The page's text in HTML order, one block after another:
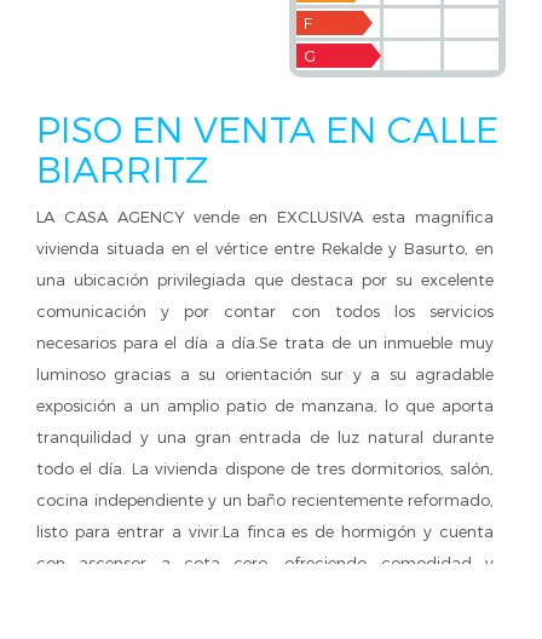
F
G
PISO EN VENTA EN CALLE
BIARRITZ
LA CASA AGENCY vende en EXCLUSIVA esta magnífica
vivienda situada en el vértice entre Rekalde y Basurto, en
una ubicación privilegiada que destaca por su excelente
comunicación y por contar con todos los servicios
necesarios para el día a día.Se trata de un inmueble muy
luminoso gracias a su orientación sur y a su agradable
exposición a un amplio patio de manzana, lo que aporta
tranquilidad y una gran entrada de luz natural durante
todo el día. La vivienda dispone de tres dormitorios, salón,
cocina independiente y un baño recientemente reformado,
listo para entrar a vivir.La finca es de hormigón y cuenta
con ascensor a cota cero, ofreciendo comodidad y